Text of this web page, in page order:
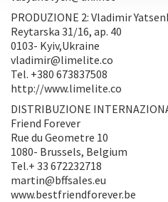
PRODUZIONE 2: Vladimir
Reytarska 31/16, ap. 40
0103- Kyiv,Ukraine
vladimir@limelite.co
Tel. +380 673837508
http://www.limelite.co
DISTRIBUZIONE
Friend Forever
Rue du Geometre 10
1080- Brussels, Belgium
Tel.+ 33 672232718
martin@bffsales.eu
www.bestfriendforever.be